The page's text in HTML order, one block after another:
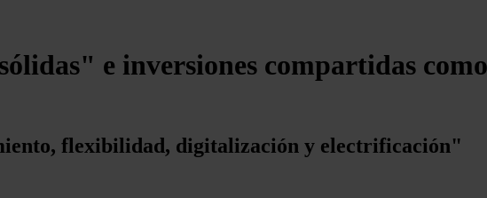
e inversiones compartidas
flexibilidad, digitalización y electrificación"